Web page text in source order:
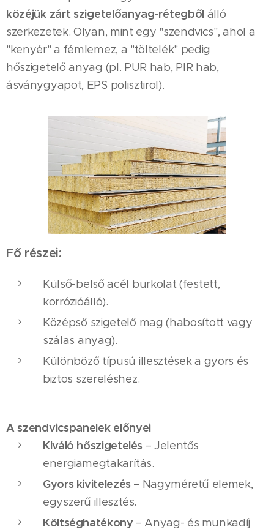
közéjük zárt szigetelőanyag-rétegből álló
szerkezetek. Olyan, mint egy "szendvics", ahol a
"kenyér" a fémlemez, a "töltelék" pedig
hőszigetelő anyag (pl. PUR hab, PIR hab,
ásványgyapot, EPS polisztirol).
Fő részei:
Külső-belső acél burkolat (festett,
korrózióálló).
Középső szigetelő mag (habosított vagy
szálas anyag).
Különböző típusú illesztések a gyors és
biztos szereléshez.
A szendvicspanelek előnyei
Kiváló hőszigetelés – Jelentős
energiamegtakarítás.
Gyors kivitelezés – Nagyméretű elemek,
egyszerű illesztés.
Költséghatékony – Anyag- és munkadíj